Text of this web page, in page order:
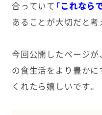
合っていて 「これなら
あることが大切だと考
今回公開したページが
の食生活をより豊か
くれたら嬉しいです。